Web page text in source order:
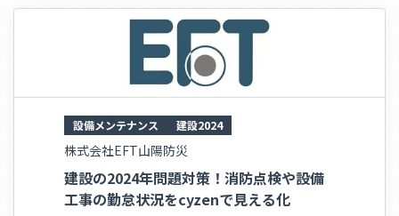
設備メンテナンス 建設2024
株式会社EFT山陽防災
建設の2024年問題対策！消防点検や設備
工事の勤怠状況をcyzenで見える化